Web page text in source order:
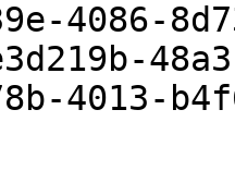
4086-
4013-